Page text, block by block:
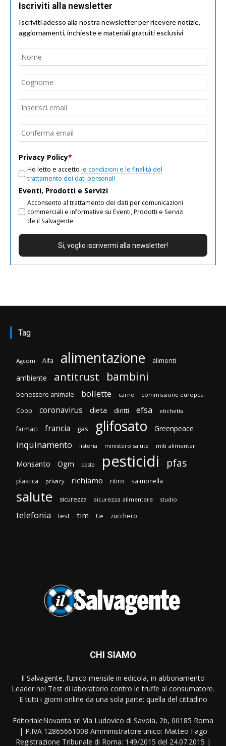
Iscriviti alla newsletter
Iscriviti adesso alla nostra newsletter per ricevere notizie,
aggiornamenti, inchieste e materiali gratuiti esclusivi
Nome
Email
Privacy Policy*
Ho letto e accetto le condizioni e le finalità del
trattamento dei dati personali
Eventi, Prodotti e Servizi
Acconsento al trattamento dei dati per comunicazioni
commerciali e informative su Eventi, Prodotti e Servizi
de il Salvagente
Tag
Agcom Aifa alimentazione alimenti
ambiente antitrust bambini
benessere animale bollette carne commissione europea
Coop coronavirus dieta diritti efsa etichetta
farmaci francia gas glifosato Greenpeace
inquinamento listeria ministero salute miti alimentari
Monsanto Ogm pasta pesticidi pfas
plastica privacy richiamo ritiro salmonella
salute sicurezza sicurezza alimentare studio
telefonia test tim Ue zucchero
CHI SIAMO
Il Salvagente, l’unico mensile in edicola, in abbonamento
Leader nei Test di laboratorio contro le truffe al consumatore.
E tutti i giorni online da una sola parte: quella del cittadino
EditorialeNovanta srl Via Ludovico di Savoia, 2b, 00185 Roma
| P.IVA 12865661008 Amministratore unico: Matteo Fago
Registrazione Tribunale di Roma: 149/2015 del 24.07.2015 |